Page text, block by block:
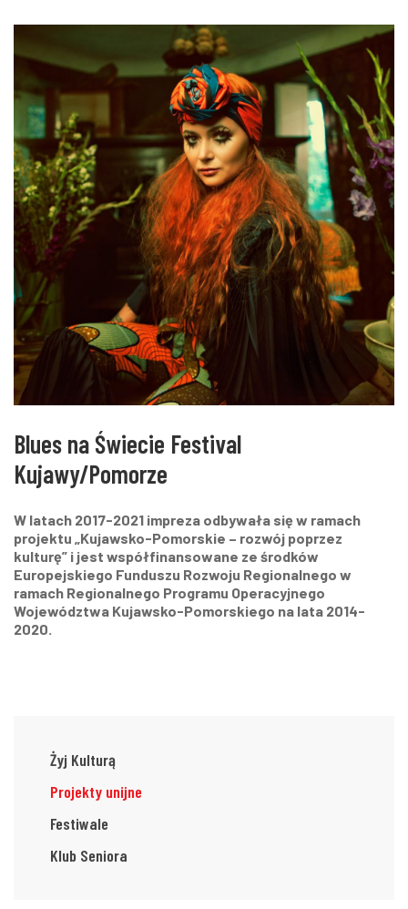
Blues na Świecie Festival
Kujawy/Pomorze
W latach 2017-2021 impreza odbywała się w ramach
projektu „Kujawsko-Pomorskie – rozwój poprzez
kulturę” i jest współfinansowane ze środków
Europejskiego Funduszu Rozwoju Regionalnego w
ramach Regionalnego Programu Operacyjnego
Województwa Kujawsko-Pomorskiego na lata 2014-
2020.
Żyj Kulturą
Projekty unijne
Festiwale
Klub Seniora